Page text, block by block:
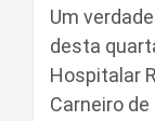
Um
desta
Hospitalar
Carneiro